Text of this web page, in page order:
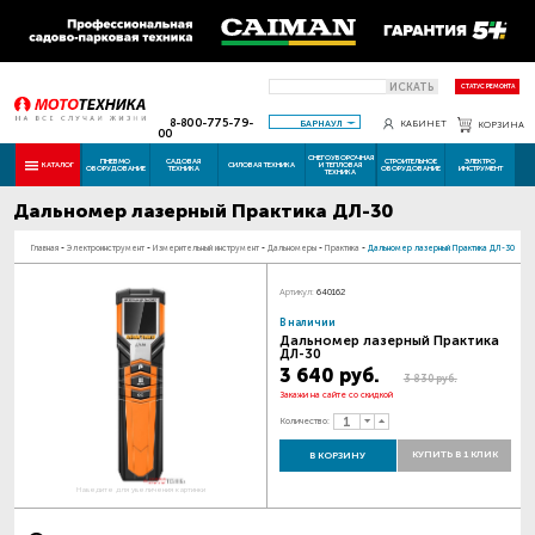
ИСКАТЬ СТАТУС РЕМОНТА
8-800-775-79-
00
БАРНАУЛ КАБИНЕТ КОРЗИНА
КАТАЛОГ ПНЕВМО
ОБОРУДОВАНИЕ
САДОВАЯ
ТЕХНИКА СИЛОВАЯ ТЕХНИКА
СНЕГОУБОРОЧНАЯ
И ТЕПЛОВАЯ
ТЕХНИКА
СТРОИТЕЛЬНОЕ
ОБОРУДОВАНИЕ
ЭЛЕКТРО
ИНСТРУМЕНТ
Дальномер лазерный Практика ДЛ-30
Главная - Электроинструмент - Измерительный инструмент - Дальномеры - Практика - Дальномер лазерный Практика ДЛ-30
Наведите для увеличения картинки
Артикул: 640162
В наличии
Дальномер лазерный Практика
ДЛ-30
3 640 руб. 3 830 руб.
Закажи на сайте со скидкой
Количество:
В КОРЗИНУ КУПИТЬ В 1 КЛИК